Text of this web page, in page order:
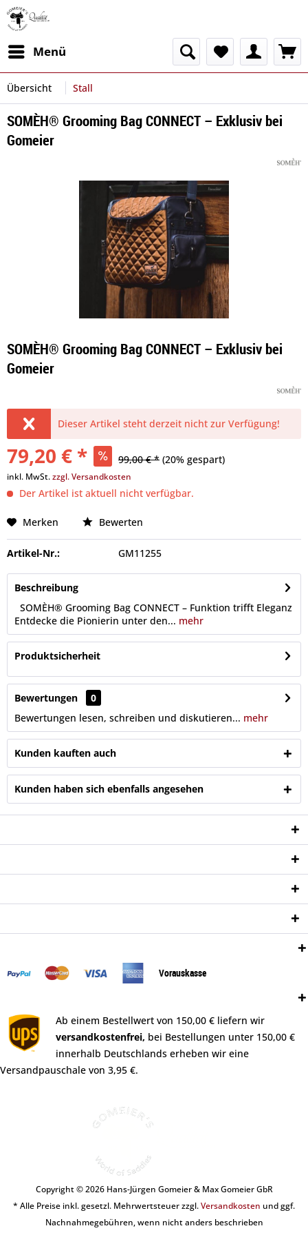
Menü
Übersicht Stall
SOMÈH® Grooming Bag CONNECT – Exklusiv bei
Gomeier
SOMÈH® Grooming Bag CONNECT – Exklusiv bei
Gomeier
Dieser Artikel steht derzeit nicht zur Verfügung!
79,20 € * 99,00 € * (20% gespart)
inkl. MwSt.zzgl. Versandkosten
Der Artikel ist aktuell nicht verfügbar.
Merken Bewerten
Artikel-Nr.: GM11255
Beschreibung
SOMÈH® Grooming Bag CONNECT – Funktion trifft Eleganz
Entdecke die Pionierin unter den... mehr
Produktsicherheit
Bewertungen
0
Bewertungen lesen, schreiben und diskutieren... mehr
Kunden kauften auch
Kunden haben sich ebenfalls angesehen
Vorauskasse
Ab einem Bestellwert von 150,00 € liefern wir
versandkostenfrei, bei Bestellungen unter 150,00 €
innerhalb Deutschlands erheben wir eine
Versandpauschale von 3,95 €.
Copyright © 2026 Hans-Jürgen Gomeier & Max Gomeier GbR
* Alle Preise inkl. gesetzl. Mehrwertsteuer zzgl.Versandkosten und ggf.
Nachnahmegebühren, wenn nicht anders beschrieben